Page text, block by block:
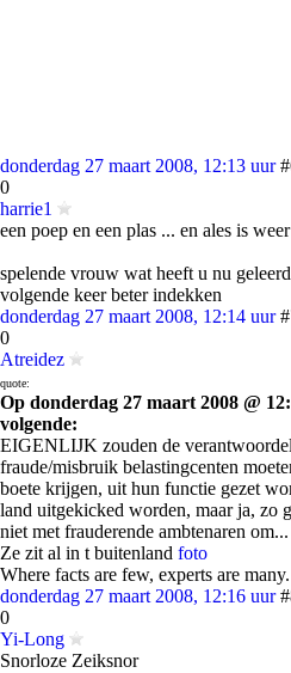
donderdag 27 maart 2008, 12:13 uur
0
harrie1
een poep en een plas ... en ales is
spelende vrouw wat heeft u nu
volgende keer beter indekken
donderdag 27 maart 2008, 12:14 uur
0
Atreidez
quote:
Op donderdag 27 maart 2008 @
volgende:
EIGENLIJK zouden de
fraude/misbruik belastingcenten
boete krijgen, uit hun functie gezet
land uitgekicked worden, maar ja, zo
niet met frauderende ambtenaren om...
Ze zit al in t buitenland foto
Where facts are few, experts are many.
donderdag 27 maart 2008, 12:16 uur
0
Yi-Long
Snorloze Zeiksnor